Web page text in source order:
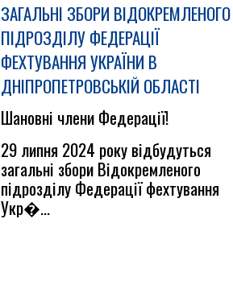
ЗАГАЛЬНІ ЗБОРИ ВІДОКРЕМЛЕНОГО
ПІДРОЗДІЛУ ФЕДЕРАЦІЇ
ФЕХТУВАННЯ УКРАЇНИ В
ДНІПРОПЕТРОВСЬКІЙ ОБЛАСТІ
Шановні члени Федерації!
29 липня 2024 року відбудуться
загальні збори Відокремленого
підрозділу Федерації фехтування
Укр�...